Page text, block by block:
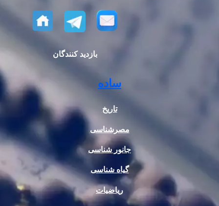
بازدید کنندگان
ساده
تاریخ
مصرشناسی
جانور شناسی
گیاه شناسی
ریاضیات